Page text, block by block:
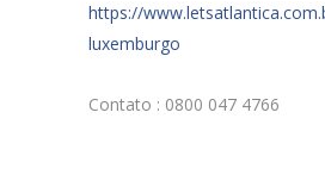
https://
luxemburgo
Contato : 0800 047 4766